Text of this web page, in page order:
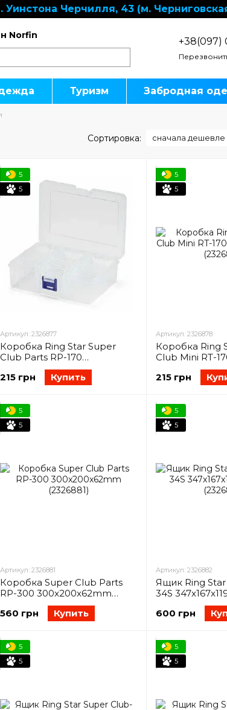
Уинстона Черчилля, 43 (м.
Norfin
+38(097)
Туризм Забродная
Сортировка: сначала дешевле
5
5
Артикул: 2326877
Коробка Ring Star Super
Club Parts RP-170
167x126x62mm (2326877)
215 грн Купить
5
5
Артикул: 2326878
Коробка Ring
Club Mini RT-
167x126x62mm
215 грн
5
5
Артикул: 2326881
Коробка Super Club Parts
RP-300 300x200x62mm
560 грн Купить
5
5
Артикул: 2326882
Ящик Ring
34S
600 грн
5
5
5
5